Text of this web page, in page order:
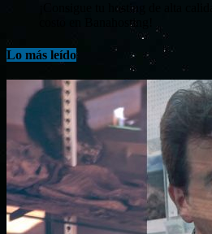
¡Consigue tu hosting de alta
costo en Banahosting!
Lo más leído